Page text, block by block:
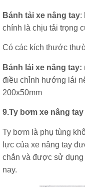
Bánh tải xe nâng tay:
chính là chịu tải trọng
Có các kích thước
Bánh lái xe nâng tay:
điều chỉnh hướng lái
200x50mm
9.Ty bơm xe nâng tay
Ty bơm là phụ tùng
lực của xe nâng tay
chắn và được sử dụng
nay.